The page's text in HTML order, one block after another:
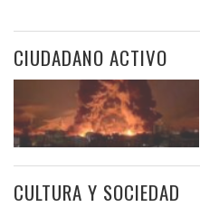
CIUDADANO ACTIVO
CULTURA Y SOCIEDAD